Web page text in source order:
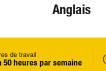
Anglais
de travail
50 heures par semaine